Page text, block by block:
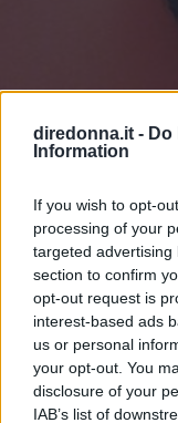
diredonna.it - Do
Information
If you wish to opt-
processing of your
targeted
section to confirm
opt-out request is
interest-based ads
us or personal
your opt-out. You
disclosure of your
IAB’s list of